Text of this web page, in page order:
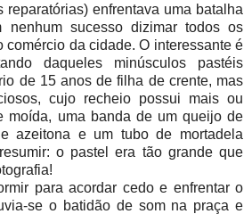
reparatórias) enfrentava uma batalha
nenhum sucesso dizimar todos os
comércio da cidade. O interessante é
daqueles minúsculos pastéis
de 15 anos de filha de crente, mas
cujo recheio possui mais ou
moída, uma banda de um queijo de
azeitona e um tubo de mortadela
o pastel era tão grande que
para acordar cedo e enfrentar o
se o batidão de som na praça e